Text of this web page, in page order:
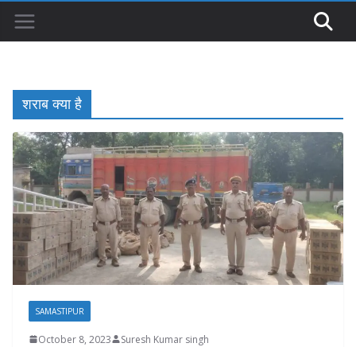
शराब क्या है
SAMASTIPUR
October 8, 2023 Suresh Kumar singh